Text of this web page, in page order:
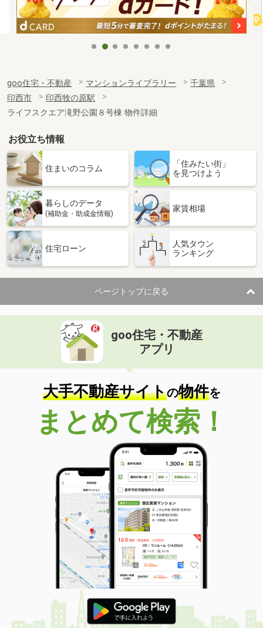
goo住宅・不動産 マンションライブラリー
千葉県
印西市
印西牧の原駅
ライフスクエア滝野公園８号棟 物件詳細
お役立ち情報
住まいのコラム
「住みたい街」
を見つけよう
暮らしのデータ
(補助金・助成金情報)
家賃相場
住宅ローン
人気タウン
ランキング
ページトップに戻る
goo住宅・不動産
アプリ
大手不動産サイトの物件を
まとめて検索！